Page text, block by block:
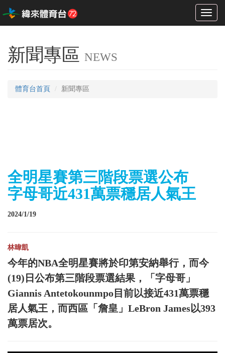
Toggle
新聞專區 NEWS
體育台首頁 新聞專區
全明星賽第三階段票選公布
字母哥近431萬票穩居人氣王
2024/1/19
林暐凱
今年的NBA全明星賽將於印第安納舉行，而今
(19)日公布第三階段票選結果，「字母哥」
Giannis Antetokounmpo目前以接近431萬票穩
居人氣王，而西區「詹皇」LeBron James以393
萬票居次。